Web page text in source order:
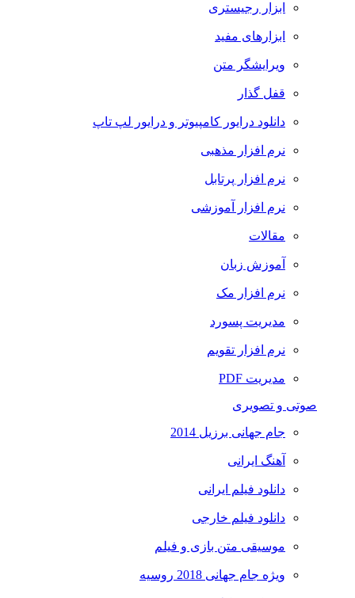
ابزار رجیستری
ابزارهای مفید
ویرایشگر متن
قفل گذار
دانلود درایور کامپیوتر و درایور لپ تاپ
نرم افزار مذهبی
نرم افزار پرتابل
نرم افزار آموزشی
مقالات
آموزش زبان
نرم افزار مک
مدیریت پسورد
نرم افزار تقویم
مدیریت PDF
صوتی و تصویری
جام جهانی برزیل 2014
آهنگ ایرانی
دانلود فیلم ایرانی
دانلود فیلم خارجی
موسیقی متن بازی و فیلم
ویژه جام جهانی 2018 روسیه